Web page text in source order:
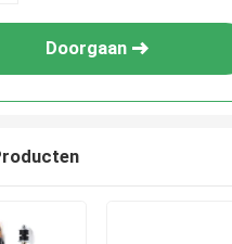
Doorgaan